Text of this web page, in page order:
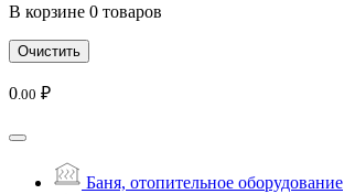
В корзине 0 товаров
Очистить
0 .00 ₽
Баня, отопительное оборудование